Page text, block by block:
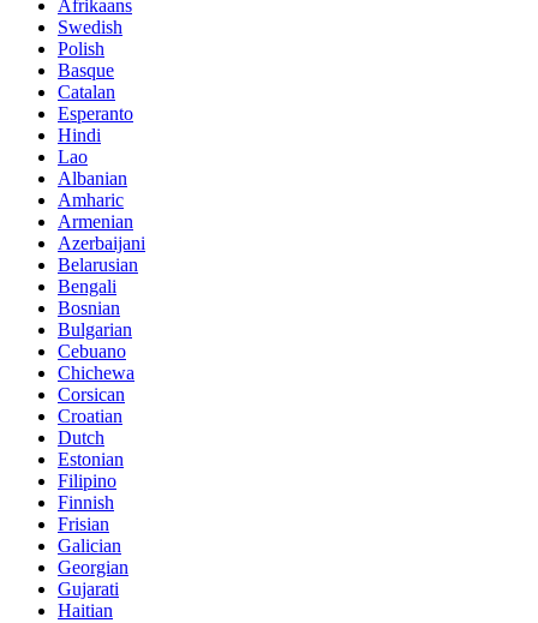
Afrikaans
Swedish
Polish
Basque
Catalan
Esperanto
Hindi
Lao
Albanian
Amharic
Armenian
Azerbaijani
Belarusian
Bengali
Bosnian
Bulgarian
Cebuano
Chichewa
Corsican
Croatian
Dutch
Estonian
Filipino
Finnish
Frisian
Galician
Georgian
Gujarati
Haitian